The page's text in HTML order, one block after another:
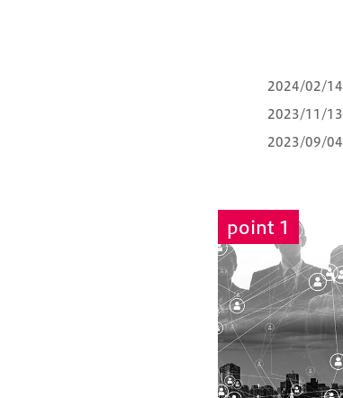
2024/02/14
2023/11/13
2023/09/04
point 1